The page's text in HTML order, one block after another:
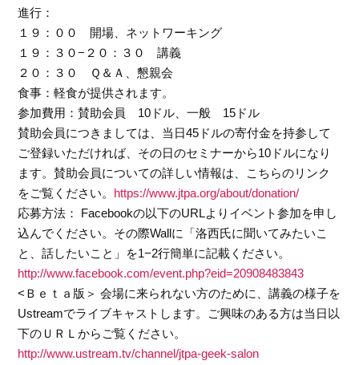
進行：
１９：００ 開場、ネットワーキング
１９：３０−２０：３０ 講義
２０：３０ Ｑ＆Ａ、懇親会
食事：軽食が提供されます。
参加費用：賛助会員 10ドル、一般 15ドル
賛助会員につきましては、当日45ドルの寄付金を持参して
ご登録いただければ、その日のセミナーから10ドルになり
ます。賛助会員についての詳しい情報は、こちらのリンク
をご覧ください。 https://www.jtpa.org/about/donation/
応募方法： Facebookの以下のURLよりイベント参加を申し
込んでください。その際Wallに「洛西氏に聞いてみたいこ
と、話したいこと」を1−2行簡単に記載ください。
http://www.facebook.com/event.php?eid=20908483843
<Ｂｅｔａ版＞ 会場に来られない方のために、講義の様子を
Ustreamでライブキャストします。ご興味のある方は当日以
下のＵＲＬからご覧ください。
http://www.ustream.tv/channel/jtpa-geek-salon